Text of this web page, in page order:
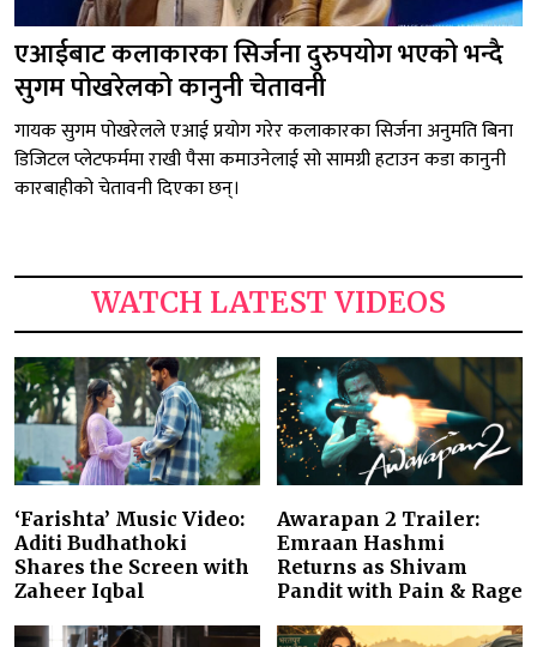
एआईबाट कलाकारका सिर्जना दुरुपयोग भएको भन्दै
सुगम पोखरेलको कानुनी चेतावनी
गायक सुगम पोखरेलले एआई प्रयोग गरेर कलाकारका सिर्जना अनुमति बिना
डिजिटल प्लेटफर्ममा राखी पैसा कमाउनेलाई सो सामग्री हटाउन कडा कानुनी
कारबाहीको चेतावनी दिएका छन्।
WATCH LATEST VIDEOS
‘Farishta’ Music Video:
Aditi Budhathoki
Shares the Screen with
Zaheer Iqbal
Awarapan 2 Trailer:
Emraan Hashmi
Returns as Shivam
Pandit with Pain & Rage